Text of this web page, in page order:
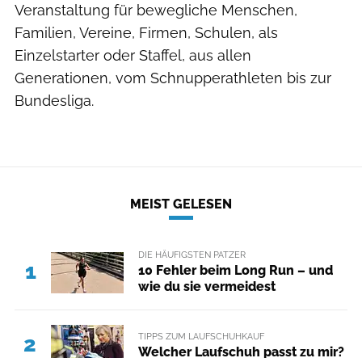
Veranstaltung für bewegliche Menschen,
Familien, Vereine, Firmen, Schulen, als
Einzelstarter oder Staffel, aus allen
Generationen, vom Schnupperathleten bis zur
Bundesliga.
MEIST GELESEN
1
DIE HÄUFIGSTEN PATZER
10 Fehler beim Long Run – und
wie du sie vermeidest
2 TIPPS ZUM LAUFSCHUHKAUF
Welcher Laufschuh passt zu mir?